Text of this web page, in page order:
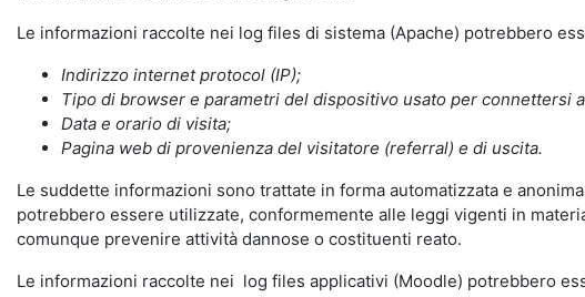
Le informazioni raccolte nei log files di sistema (Apache) potrebbero
Indirizzo internet protocol (IP);
Tipo di browser e parametri del dispositivo usato per connettersi
Data e orario di visita;
Pagina web di provenienza del visitatore (referral) e di uscita.
Le suddette informazioni sono trattate in forma automatizzata e
potrebbero essere utilizzate, conformemente alle leggi vigenti in
comunque prevenire attività dannose o costituenti reato.
Le informazioni raccolte nei log files applicativi (Moodle) potrebbero